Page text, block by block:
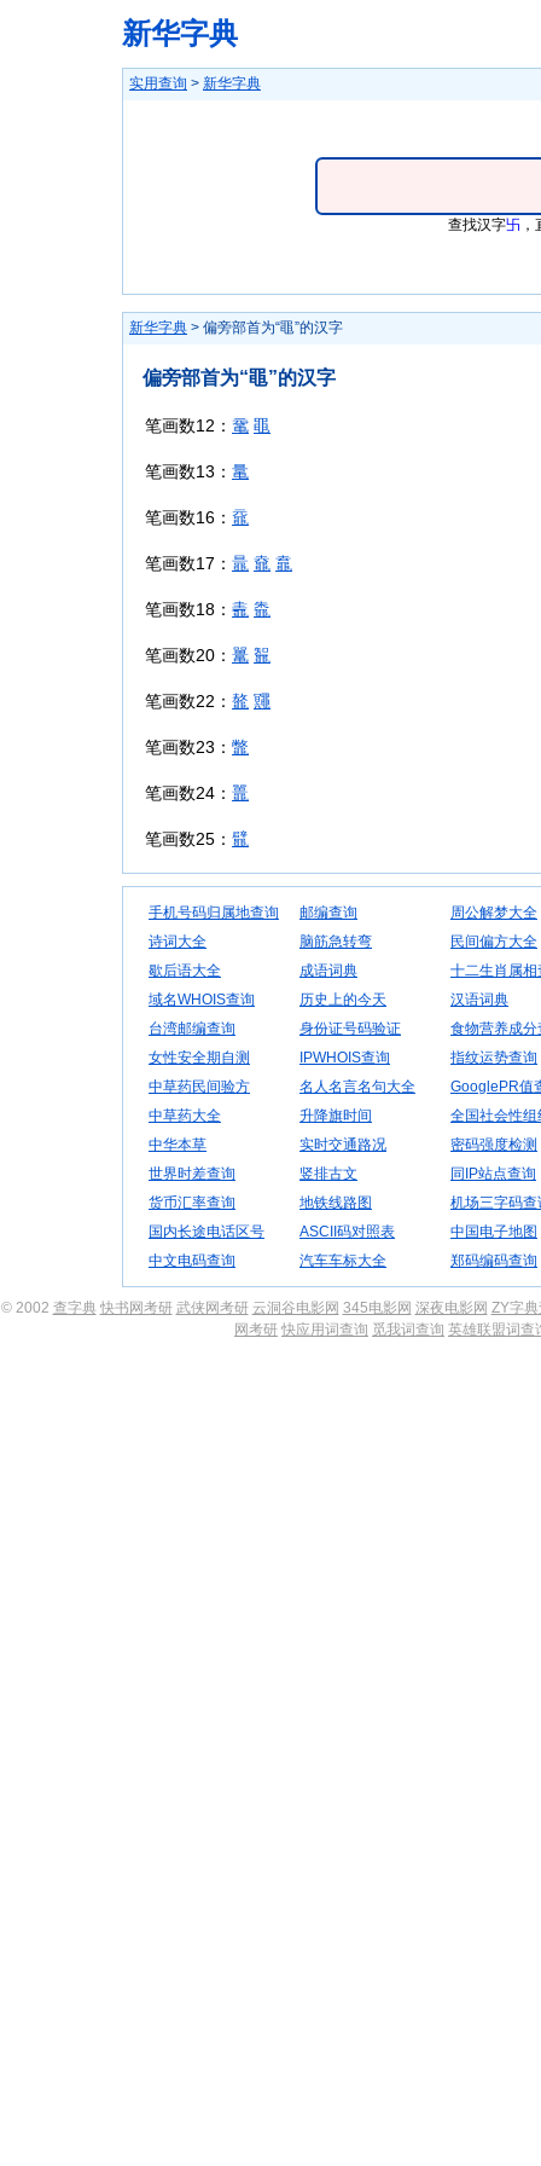
新华字典
实用查询 > 新华字典
查找汉字卐
新华字典 > 偏旁部首为“黽”的汉字
偏旁部首为“黽”的汉字
笔画数12： 鼋 黽
笔画数13： 鼌
笔画数16： 黿
笔画数17： 鼂 鼀 鼁
笔画数18： 鼃 鼄
笔画数20： 鼍 鼅
笔画数22： 鼇 鼆
笔画数23： 鼈
笔画数24： 鼉
笔画数25： 鼊
手机号码归属地查询 邮编查询
周公解梦大全
诗词大全
脑筋急转弯
民间偏方大全
歇后语大全
成语词典
十二生肖属相
域名WHOIS查询
历史上的今天
汉语词典
台湾邮编查询
身份证号码验证
食物营养成分
女性安全期自测
IPWHOIS查询
指纹运势查询
中草药民间验方
名人名言名句大全
GooglePR值
中草药大全
升降旗时间
全国社会性组
中华本草
实时交通路况
密码强度检测
世界时差查询
竖排古文
同IP站点查询
货币汇率查询
地铁线路图
机场三字码查
国内长途电话区号
ASCII码对照表
中国电子地图
中文电码查询
汽车车标大全 郑码编码查询
© 2002 查字典 快书网考研 武侠网考研 云洞谷电影网 345电影网 深夜电影网 ZY字
网考研 快应用词查询 觅我词查询 英雄联盟词查